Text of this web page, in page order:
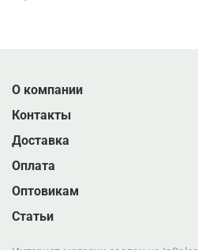
О компании
Контакты
Доставка
Оплата
Оптовикам
Статьи